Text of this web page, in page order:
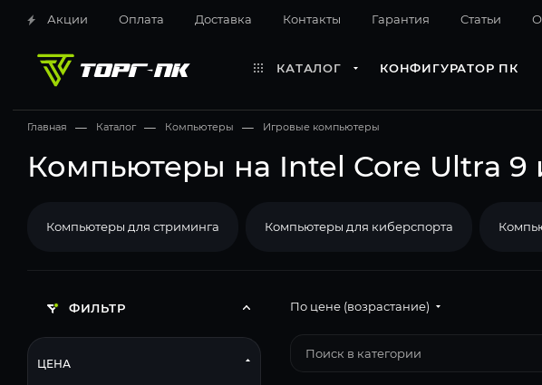
Акции Оплата Доставка Контакты Гарантия Cтатьи
КАТАЛОГ КОНФИГУРАТОР ПК
Главная — Каталог — Компьютеры — Игровые компьютеры
Компьютеры на Intel Core Ultra 9
Компьютеры для стриминга Компьютеры для киберспорта
По цене (возрастание)
ФИЛЬТР
ЦЕНА